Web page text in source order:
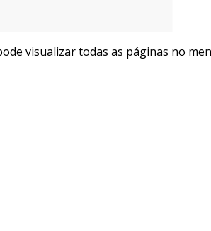
visualizar todas as páginas no